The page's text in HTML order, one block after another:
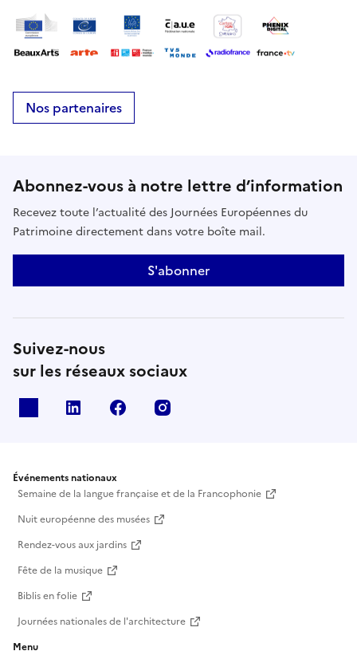
Nos partenaires
Abonnez-vous à notre lettre d’information
Recevez toute l’actualité des Journées Européennes du
Patrimoine directement dans votre boîte mail.
S'abonner
Suivez-nous
sur les réseaux sociaux
Linkedin Facebook
Événements nationaux
Semaine de la langue française et de la Francophonie
Nuit européenne des musées
Rendez-vous aux jardins
Fête de la musique
Biblis en folie
Journées nationales de l'architecture
Menu